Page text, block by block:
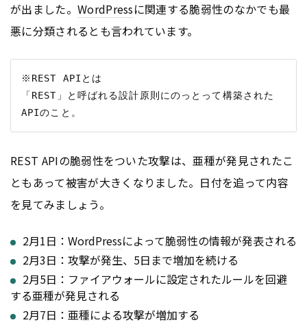
が出ました。 WordPressに関連する脆弱性のなかでも最
悪に分類されるとも言われています。
※REST APIとは
「REST」と呼ばれる設計原則にのっとって構築された
REST APIの脆弱性をついた攻撃は、亜種が発見されたこ
ともあって被害が大きくなりました。日付を追って内容
を見てみましょう。
2月1日： WordPressによって脆弱性の情報が発表される
2月3日：攻撃が発生、5日まで増加を続ける
2月5日：ファイアウォールに設定されたルールを回避
する亜種が発見される
2月7日：亜種による攻撃が増加する